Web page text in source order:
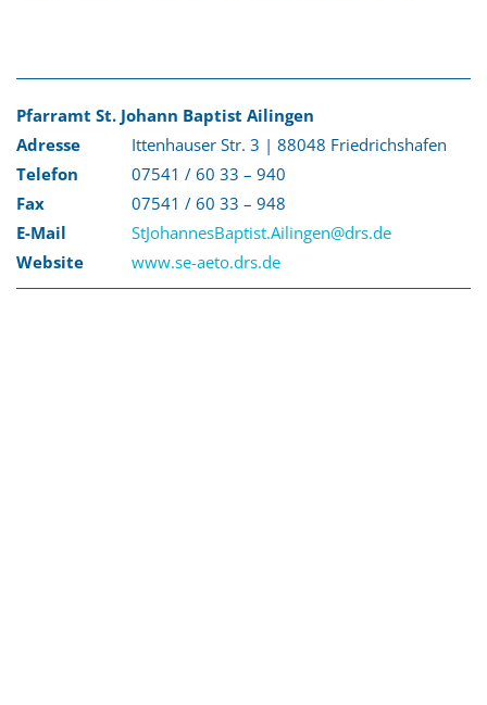
Pfarramt St. Johann Baptist Ailingen
Adresse
Ittenhauser Str. 3 | 88048 Friedrichshafen
Telefon
07541 / 60 33 – 940
Fax
07541 / 60 33 – 948
E-Mail
StJohannesBaptist.Ailingen@drs.de
Website
www.se-aeto.drs.de